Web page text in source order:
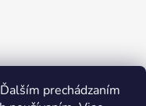
prechádzaním